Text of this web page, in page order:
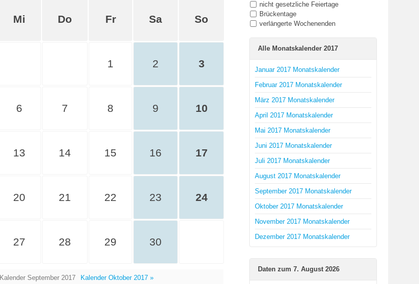
Mi Do Fr Sa So
1 2 3
6 7 8 9 10
13 14 15 16 17
20 21 22 23 24
27 28 29 30
Kalender September 2017 Kalender Oktober 2017 »
nicht gesetzliche Feiertage
Brückentage
verlängerte Wochenenden
Alle Monatskalender 2017
Januar 2017 Monatskalender
Februar 2017 Monatskalender
März 2017 Monatskalender
April 2017 Monatskalender
Mai 2017 Monatskalender
Juni 2017 Monatskalender
Juli 2017 Monatskalender
August 2017 Monatskalender
September 2017 Monatskalender
Oktober 2017 Monatskalender
November 2017 Monatskalender
Dezember 2017 Monatskalender
Daten zum 7. August 2026